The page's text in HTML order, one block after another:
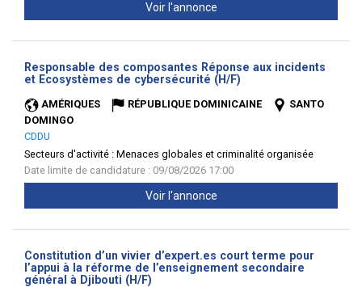
Voir l'annonce
Responsable des composantes Réponse aux incidents
et Ecosystèmes de cybersécurité (H/F)
AMÉRIQUES RÉPUBLIQUE DOMINICAINE
SANTO
DOMINGO
CDDU
Secteurs d'activité : Menaces globales et criminalité organisée
Date limite de candidature : 09/08/2026 17:00
Voir l'annonce
Constitution d’un vivier d’expert.es court terme pour
l’appui à la réforme de l’enseignement secondaire
général à Djibouti (H/F)